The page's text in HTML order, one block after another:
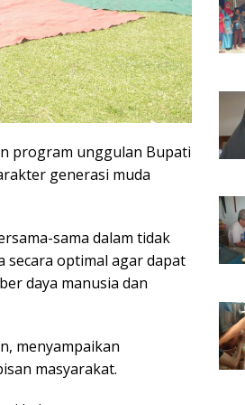
program unggulan Bupati
generasi muda
sama dalam tidak
secara optimal agar dapat
daya manusia dan
menyampaikan
masyarakat.